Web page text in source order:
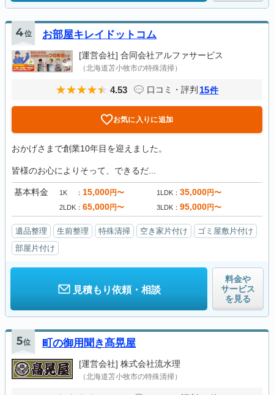
4位 お部屋キレイドットコム
[運営会社] 合同会社アルファサービス
（北海道苫小牧市の特殊清掃）
4.53 口コミ・評判 15件
お気に入りに追加
おかげさまで創業10年目を迎えました。
皆様のお心によりそって、できるだ...
基本料金 1K 15,000円〜 1LDK 35,000円〜
2LDK 65,000円〜 3LDK 95,000円〜
遺品整理 生前整理 特殊清掃 空き家片付け
ゴミ屋敷片付け
部屋片付け
見積もり依頼・相談
料金や
サービス
を見る
5位 町の御用聞き髙晃屋
[運営会社] 株式会社流水理
（北海道苫小牧市の特殊清掃）